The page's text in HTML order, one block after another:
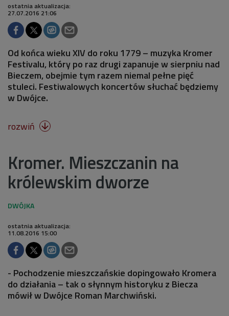
ostatnia aktualizacja:
27.07.2016 21:06
Od końca wieku XIV do roku 1779 – muzyka Kromer
Festivalu, który po raz drugi zapanuje w sierpniu nad
Bieczem, obejmie tym razem niemal pełne pięć
stuleci. Festiwalowych koncertów słuchać będziemy
w Dwójce.
rozwiń 
Kromer. Mieszczanin na
królewskim dworze
ostatnia aktualizacja:
11.08.2016 15:00
- Pochodzenie mieszczańskie dopingowało Kromera
do działania – tak o słynnym historyku z Biecza
mówił w Dwójce Roman Marchwiński.